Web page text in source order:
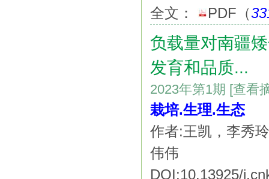
全文：
PDF （
负载量对南疆
发育和品质...
2023年第1期 [查看
栽培.生理.生态
作者:王凯，李秀
伟伟
DOI:10.13925/